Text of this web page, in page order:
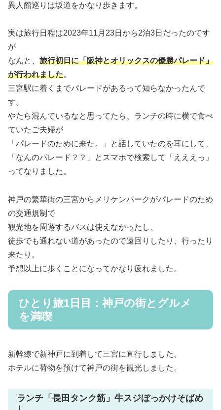
異人館巡りは坂道をかなり歩きます。
実は旅行日程は2023年11月23日から2泊3日だったのです
が
なんと、 旅行初日に「阪神とオリックスの優勝パレード」
が行われました。
三宮駅に着くまでパレードがあるって知らなかったんで
す。
やたら混んでいるなと思ってたら、ランチの時に横で食べ
ていたご夫婦が
「パレードのために来た。」と話していたのを耳にして、
「なんのパレード？？」とスマホで検索して「えええっ」
ってなりました。
神戸の繁華街の三宮からメリケンパークがパレードのため
の交通規制で
観光地を周遊するバスは使えなかったし、
徒歩でも通れない道があったので遠回りしたり、行ったり
来たり。
予想以上に歩くことになってかなり疲れました。
ひとり旅1日目：神戸の街とグルメ
を満喫
新幹線で新神戸に到着して三宮に直行しました。
ホテルに荷物を預けて神戸の街を観光しました。
ランチ「長田タンク筋」牛スジぼっかけそばめ